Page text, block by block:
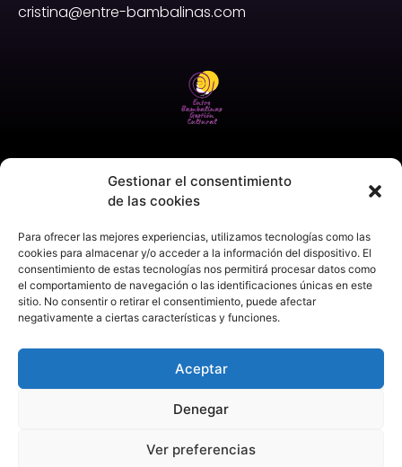
Gestionar el consentimiento
de las cookies
Para ofrecer las mejores experiencias, utilizamos tecnologías como las
cookies para almacenar y/o acceder a la información del dispositivo. El
consentimiento de estas tecnologías nos permitirá procesar datos como
el comportamiento de navegación o las identificaciones únicas en este
sitio. No consentir o retirar el consentimiento, puede afectar
negativamente a ciertas características y funciones.
Aceptar
Denegar
Ver preferencias
cristina@entre-bambalinas.com
Política de privacidadPolítica de cookies